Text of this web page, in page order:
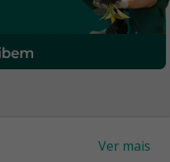
Ver mais